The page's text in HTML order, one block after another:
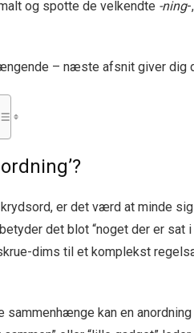
og spotte de velkendte -ning-,
– næste afsnit giver dig
er det værd at minde
det blot “noget der er sat
dims til et komplekst
sammenhænge kan en